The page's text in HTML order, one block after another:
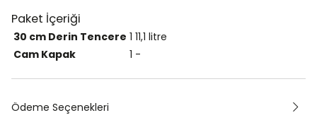
Paket İçeriği
30 cm Derin Tencere 1 11,1 litre
Cam Kapak
1 -
Ödeme Seçenekleri